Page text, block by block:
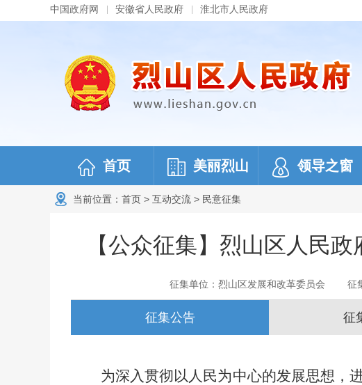
中国政府网 安徽省人民政府 淮北市人民政府
首页 美丽烈山 领导之窗
当前位置： 首页 > 互动交流 > 民意征集
【公众征集】烈山区人民
征集单位：烈山区发展和改革委员会 征
征集公告 征
为深入贯彻以人民为中心的发展思想 ，